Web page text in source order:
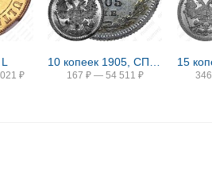
₽ 167 ₽ — 54 511 ₽ 346